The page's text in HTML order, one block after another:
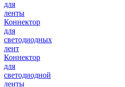
для
ленты
Коннектор
для
светодиодных
лент
Коннектор
для
светодиодной
ленты